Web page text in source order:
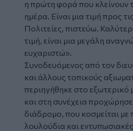
η πρώτη φορά που κλείνουν
ημέρα. Είναι μια τιμή προς
Πολιτείες, πιστεύω.
τιμή, είναι μια μεγάλη
ευχαριστώ».
Συνοδευόμενος από τον
και άλλους τοπικούς
περιηγήθηκε στο εξωτερικό
και στη συνέχεια
διάδρομο, που κοσμείται με
λουλούδια και